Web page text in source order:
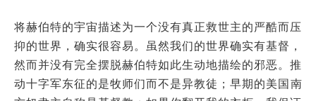
将赫伯特的宇宙描述为一个没有真正救世主的严酷而压
抑的世界，确实很容易。虽然我们的世界确实有基督，
然而并没有完全摆脱赫伯特如此生动地描绘的邪恶。推
动十字军东征的是牧师们而不是异教徒；早期的美国南